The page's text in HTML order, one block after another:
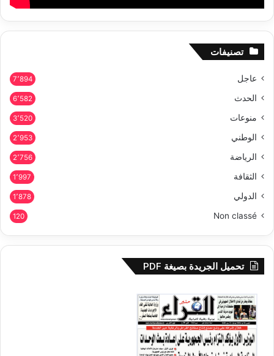
تصنيفات
عاجل 7٬894
الحدث 6٬582
منوعات 3٬520
الوطني 2٬953
الرياضة 2٬756
الثقافة 1٬997
الدولي 1٬878
Non classé
120
تحميل الجريدة بصيغة PDF